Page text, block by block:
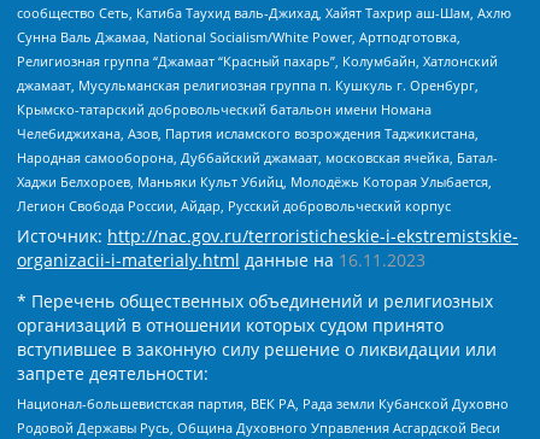
сообщество Сеть, Катиба Таухид валь-Джихад, Хайят Тахрир аш-Шам, Ахлю
Сунна Валь Джамаа, National Socialism/White Power, Артподготовка,
Религиозная группа “Джамаат “Красный пахарь”, Колумбайн, Хатлонский
джамаат, Мусульманская религиозная группа п. Кушкуль г. Оренбург,
Крымско-татарский добровольческий батальон имени Номана
Челебиджихана, Азов, Партия исламского возрождения Таджикистана,
Народная самооборона, Дуббайский джамаат, московская ячейка, Батал-
Хаджи Белхороев, Маньяки Культ Убийц, Молодёжь Которая Улыбается,
Легион Свобода России, Айдар, Русский добровольческий корпус
Источник: http://nac.gov.ru/terroristicheskie-i-ekstremistskie-
organizacii-i-materialy.html данные на 16.11.2023
* Перечень общественных объединений и религиозных
организаций в отношении которых судом принято
вступившее в законную силу решение о ликвидации или
запрете деятельности:
Национал-большевистская партия, ВЕК РА, Рада земли Кубанской Духовно
Родовой Державы Русь, Община Духовного Управления Асгардской Веси